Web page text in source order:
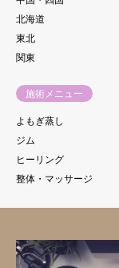
北海道
東北
関東
施術メニュー
よもぎ蒸し
ジム
ヒーリング
整体・マッサージ